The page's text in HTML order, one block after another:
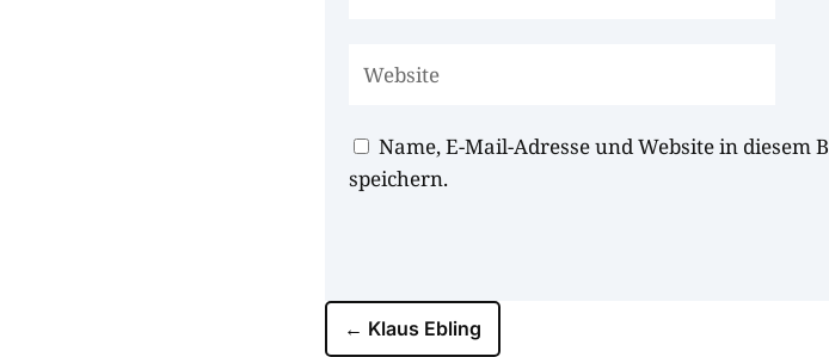
Name, E-Mail-Adresse und Website in
speichern.
← Klaus Ebling